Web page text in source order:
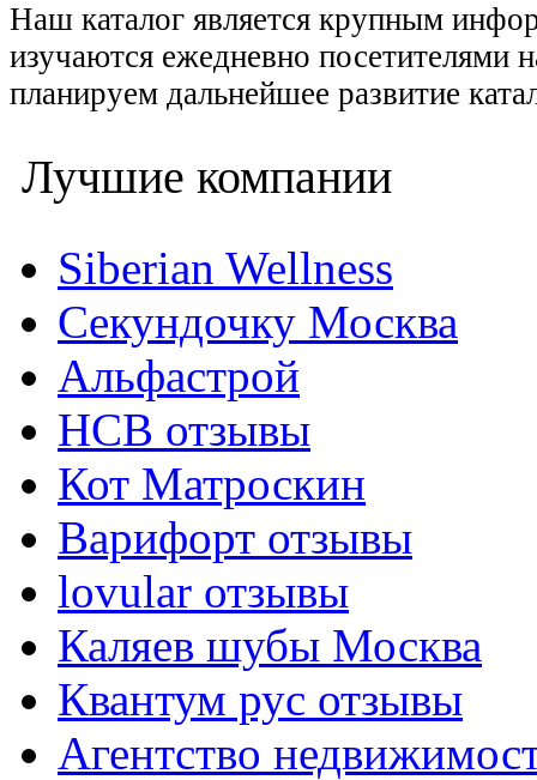
Наш каталог является крупным
изучаются ежедневно
планируем дальнейшее развитие
Лучшие компании
Siberian Wellness
Секундочку Москва
Альфастрой
НСВ отзывы
Кот Матроскин
Варифорт отзывы
lovular отзывы
Каляев шубы Москва
Квантум рус отзывы
Агентство